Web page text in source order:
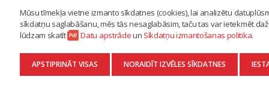
ES RADU MŪZIKU
AKTUALITĀTES
KONTAKTI
SĪKDATŅU IZMANTOŠANAS POLITIKA
DATU APSTRĀDE
Mūsu tīmekļa vietne izmanto sīkdatnes (cookies), lai analizētu
sīkdatņu saglabāšanu, mēs tās nesaglabāsim, taču tas var ietekmēt
lūdzam skatīt
Datu apstrādeun Sīkdatņu izmantošanas politika.
APSTIPRINĀT VISAS NORAIDĪT IZVĒLES SĪKDATNES